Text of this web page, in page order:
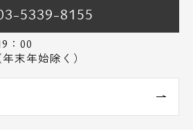
5339-8155
：00
末年始除く）